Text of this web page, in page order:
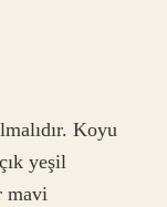
Koyu
yeşil
mavi